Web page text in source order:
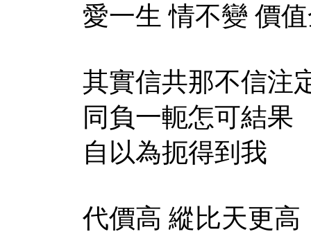
愛一生 情不變 價
其實信共那不信注
同負一軛怎可結果
自以為扼得到我
代價高 縱比天更高